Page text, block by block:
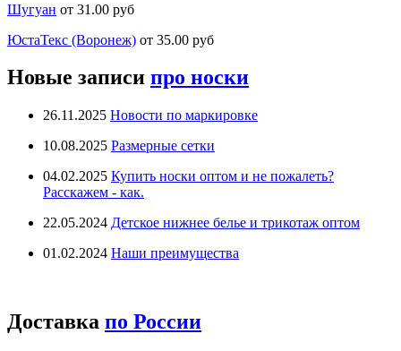
Шугуан от 31.00 руб
ЮстаТекс (Воронеж) от 35.00 руб
Новые записи про носки
26.11.2025 Новости по маркировке
10.08.2025 Размерные сетки
04.02.2025 Купить носки оптом и не пожалеть?
Расскажем - как.
22.05.2024 Детское нижнее белье и трикотаж оптом
01.02.2024 Наши преимущества
Доставка по России